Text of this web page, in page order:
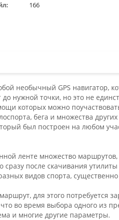
166
необычный GPS навигатор,
нужной точки, но это не
которых можно
бега и множества
был построен на любом
ленте множество
после скачивания
видов спорта,
для этого потребуется
во время выбора одного из
и многие другие параметры.